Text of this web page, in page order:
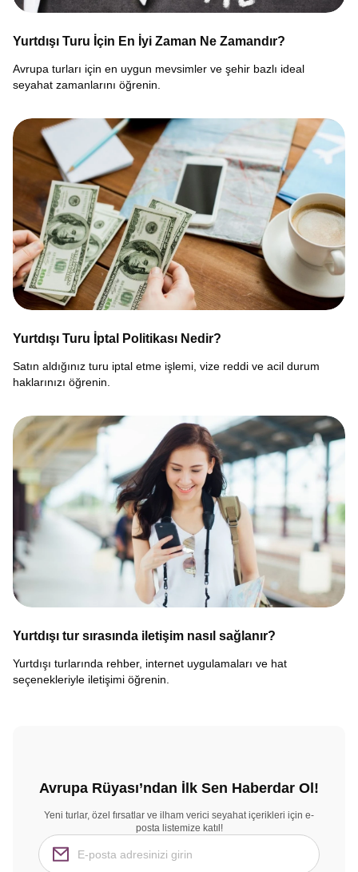
Yurtdışı Turu İçin En İyi Zaman Ne Zamandır?
Avrupa turları için en uygun mevsimler ve şehir bazlı ideal
seyahat zamanlarını öğrenin.
Yurtdışı Turu İptal Politikası Nedir?
Satın aldığınız turu iptal etme işlemi, vize reddi ve acil durum
haklarınızı öğrenin.
Yurtdışı tur sırasında iletişim nasıl sağlanır?
Yurtdışı turlarında rehber, internet uygulamaları ve hat
seçenekleriyle iletişimi öğrenin.
Avrupa Rüyası’ndan İlk Sen Haberdar Ol!
Yeni turlar, özel fırsatlar ve ilham verici seyahat içerikleri için e-
posta listemize katıl!